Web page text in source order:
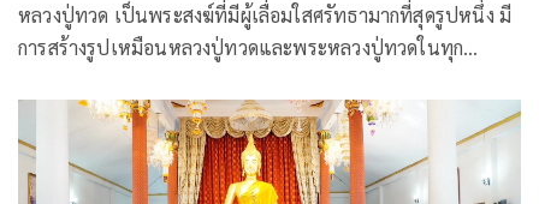
หลวงปู่ทวด เป็นพระสงฆ์ที่มีผู้เลื่อมใสศรัทธามากที่สุดรูปหนึ่ง มี
การสร้างรูปเหมือนหลวงปู่ทวดและพระหลวงปู่ทวดในทุก
อย่างมาก คือ หลวงปู่ทวด วัดช้างให้ จ.ปัตตานี แต่ยังมีวัดที่มี
ประวัติศาสตร์และตำนานที่เกี่ยวข้องกับหลวงปู่ทวดอีกมาก